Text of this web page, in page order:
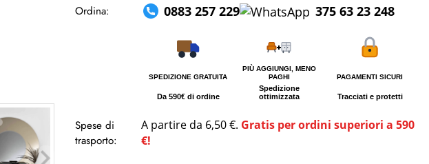
Ordina: 0883 257 229 375 63 23 248
SPEDIZIONE GRATUITA
Da 590€ di ordine
PIÙ AGGIUNGI, MENO
PAGHI
Spedizione
ottimizzata
PAGAMENTI SICURI
Tracciati e protetti
Spese di
trasporto:
A partire da 6,50 €. Gratis per ordini superiori a 590
€!